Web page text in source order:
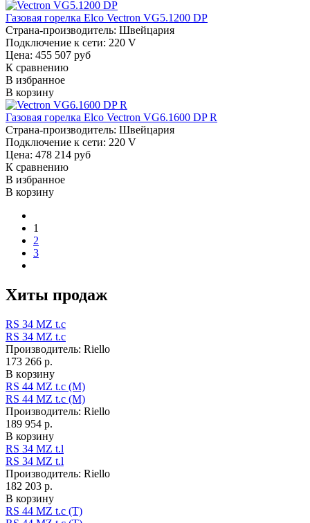
Газовая горелка Elco Vectron VG5.1200 DP
Страна-производитель: Швейцария
Подключение к сети: 220 V
Цена: 455 507 руб
К сравнению
В избранное
В корзину
Газовая горелка Elco Vectron VG6.1600 DP R
Страна-производитель: Швейцария
Подключение к сети: 220 V
Цена: 478 214 руб
К сравнению
В избранное
В корзину
1
2
3
Хиты продаж
RS 34 MZ t.c
RS 34 MZ t.c
Производитель: Riello
173 266 р.
В корзину
RS 44 MZ t.c (M)
RS 44 MZ t.c (M)
Производитель: Riello
189 954 р.
В корзину
RS 34 MZ t.l
RS 34 MZ t.l
Производитель: Riello
182 203 р.
В корзину
RS 44 MZ t.c (T)